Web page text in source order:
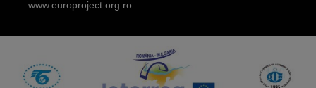
www.europroject.org.ro